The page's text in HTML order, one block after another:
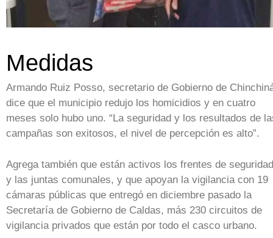
Medidas
Armando Ruiz Posso, secretario de Gobierno de
dice que el municipio redujo los homicidios y en cuatro
meses solo hubo uno. “La seguridad y los resultados de
campañas son exitosos, el nivel de percepción es alto”.
Agrega también que están activos los frentes de seguridad
y las juntas comunales, y que apoyan la vigilancia con 19
cámaras públicas que entregó en diciembre pasado la
Secretaría de Gobierno de Caldas, más 230 circuitos de
vigilancia privados que están por todo el casco urbano.